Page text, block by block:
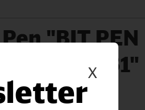
"BIT PEN
TOWER 31"
X